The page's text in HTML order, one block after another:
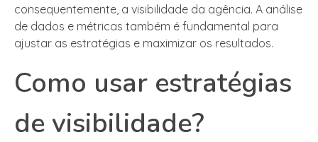
consequentemente, a visibilidade da agência. A análise
de dados e métricas também é fundamental para
ajustar as estratégias e maximizar os resultados.
Como usar estratégias
de visibilidade?